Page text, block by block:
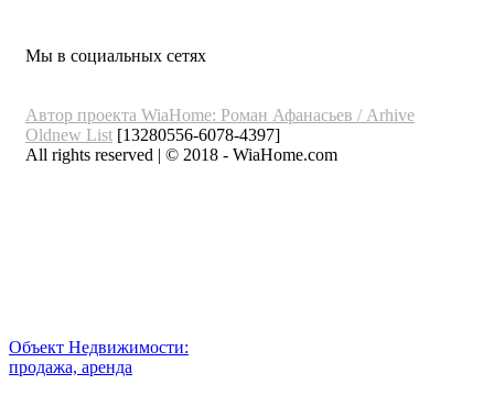
Мы в социальных сетях
Автор проекта WiaHome: Роман Афанасьев / Arhive
Oldnew List [13280556-6078-4397]
All rights reserved | © 2018 - WiaHome.com
Объект Недвижимости:
продажа, аренда